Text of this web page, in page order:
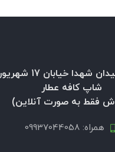
تهران میدان شهدا
شاپ کافه عطار
فقط به صورت آنلاین)
همراه: 09937044058